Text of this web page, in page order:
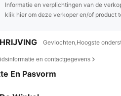
Informatie en verplichtingen van de
Gevlochten,Hoogste
en contactgegevens
En Pasvorm